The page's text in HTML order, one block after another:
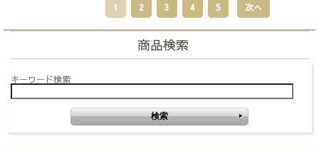
1 2 3 4 5 次へ
商品検索
キーワード検索